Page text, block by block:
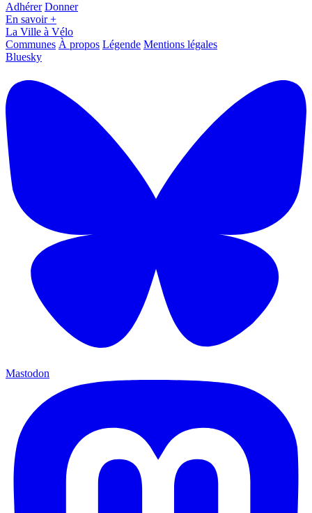
Adhérer Donner
En savoir +
La Ville à Vélo
Communes À propos Légende Mentions légales
Bluesky
Mastodon